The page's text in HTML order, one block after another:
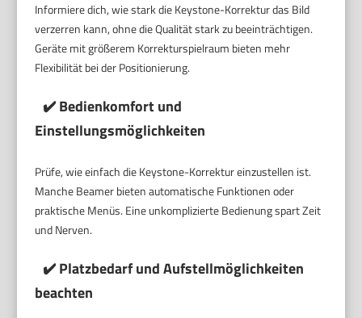
Informiere dich, wie stark die Keystone-Korrektur das Bild
verzerren kann, ohne die Qualität stark zu beeinträchtigen.
Geräte mit größerem Korrekturspielraum bieten mehr
Flexibilität bei der Positionierung.
✔️ Bedienkomfort und
Einstellungsmöglichkeiten
Prüfe, wie einfach die Keystone-Korrektur einzustellen ist.
Manche Beamer bieten automatische Funktionen oder
praktische Menüs. Eine unkomplizierte Bedienung spart Zeit
und Nerven.
✔️ Platzbedarf und Aufstellmöglichkeiten
beachten